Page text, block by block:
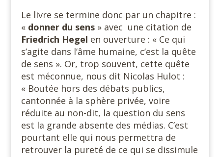
Le livre se termine donc par un chapitre :
« donner du sens » avec une citation de
Friedrich Hegel en ouverture : « Ce qui
s’agite dans l’âme humaine, c’est la quête
de sens ». Or, trop souvent, cette quête
est méconnue, nous dit Nicolas Hulot :
« Boutée hors des débats publics,
cantonnée à la sphère privée, voire
réduite au non-dit, la question du sens
est la grande absente des médias. C’est
pourtant elle qui nous permettra de
retrouver la pureté de ce qui se dissimule